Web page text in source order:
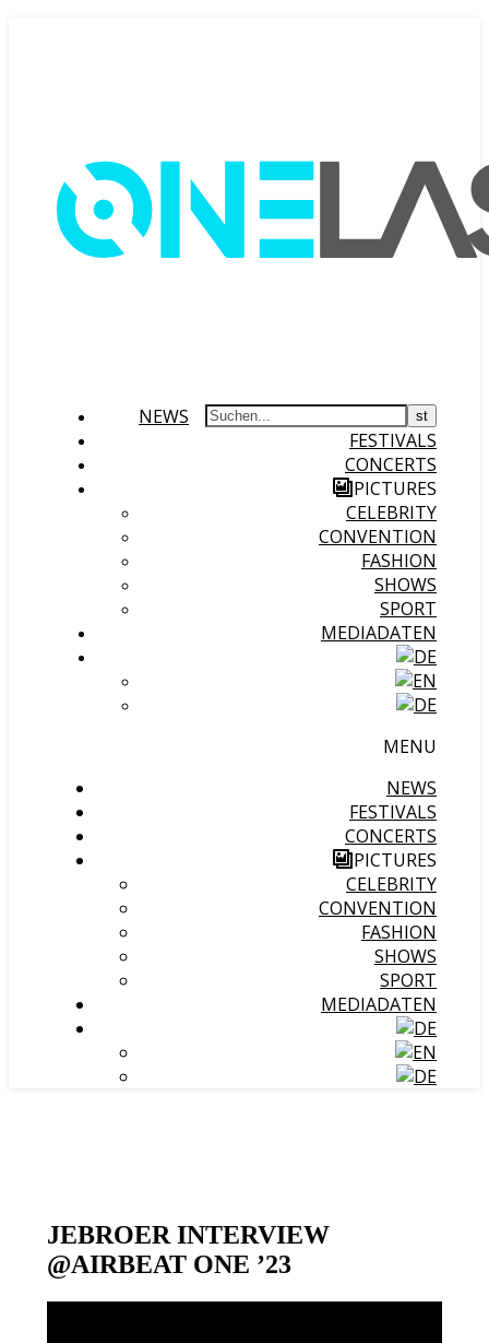
NEWS
FESTIVALS
CONCERTS
PICTURES
CELEBRITY
CONVENTION
FASHION
SHOWS
SPORT
MEDIADATEN
MENU
NEWS
FESTIVALS
CONCERTS
PICTURES
CELEBRITY
CONVENTION
FASHION
SHOWS
SPORT
MEDIADATEN
JEBROER INTERVIEW
@AIRBEAT ONE ’23